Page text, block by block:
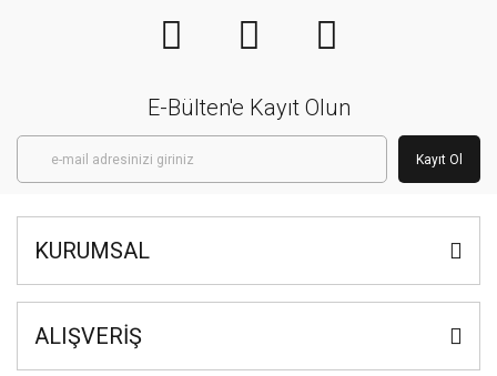
E-Bülten'e Kayıt Olun
Kayıt Ol
KURUMSAL
ALIŞVERİŞ